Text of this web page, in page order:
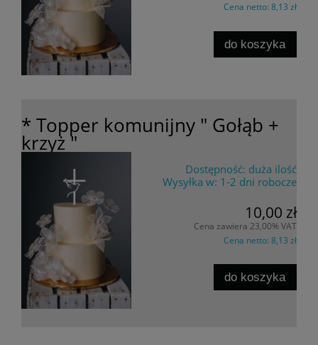
Cena netto: 8,13 zł
do koszyka
* Topper komunijny " Gołąb +
krzyż "
Dostępność: duża ilość
Wysyłka w: 1-2 dni robocze
10,00 zł
Cena zawiera 23,00% VAT
Cena netto: 8,13 zł
do koszyka